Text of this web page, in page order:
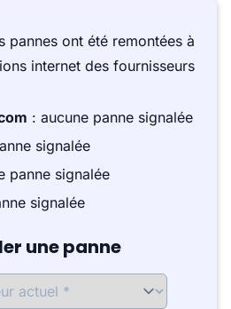
ont été remontées à
internet des fournisseurs
: aucune panne signalée
signalée
panne signalée
signalée
une panne